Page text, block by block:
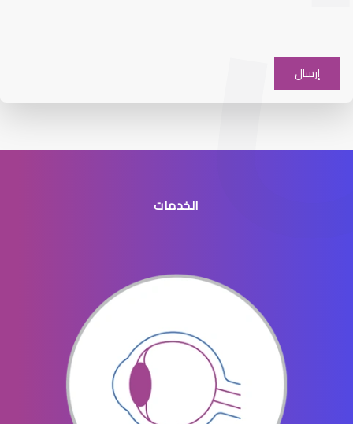
القرنية والقزحية
الخدمات